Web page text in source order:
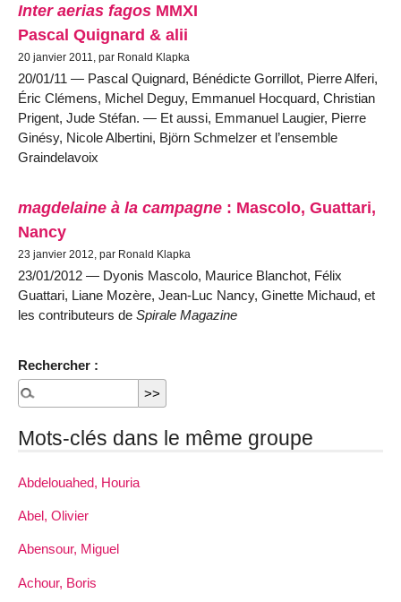
Inter aerias fagos MMXI
Pascal Quignard & alii
20 janvier 2011, par Ronald Klapka
20/01/11 — Pascal Quignard, Bénédicte Gorrillot, Pierre Alferi,
Éric Clémens, Michel Deguy, Emmanuel Hocquard, Christian
Prigent, Jude Stéfan. — Et aussi, Emmanuel Laugier, Pierre
Ginésy, Nicole Albertini, Björn Schmelzer et l’ensemble
Graindelavoix
magdelaine à la campagne : Mascolo, Guattari,
Nancy
23 janvier 2012, par Ronald Klapka
23/01/2012 — Dyonis Mascolo, Maurice Blanchot, Félix
Guattari, Liane Mozère, Jean-Luc Nancy, Ginette Michaud, et
les contributeurs de Spirale Magazine
Rechercher :
Mots-clés dans le même groupe
Abdelouahed, Houria
Abel, Olivier
Abensour, Miguel
Achour, Boris